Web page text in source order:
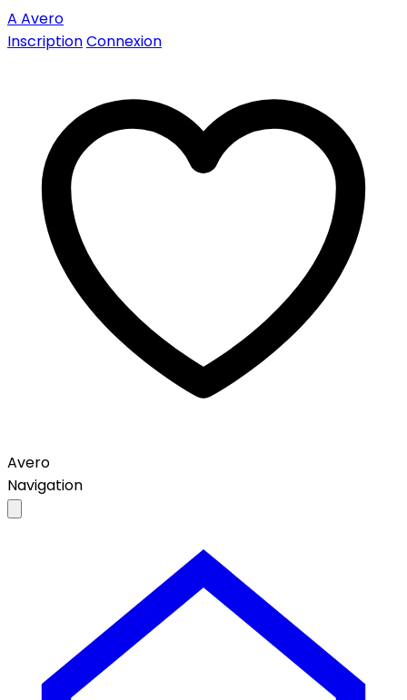
A Avero
InscriptionConnexion
Avero
Navigation